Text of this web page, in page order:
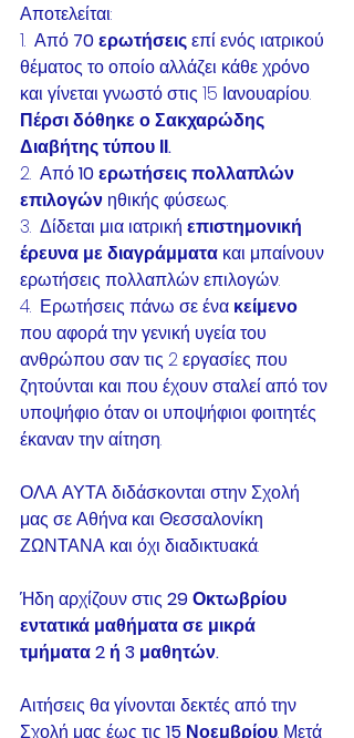
Αποτελείται:
1.  Από 70 ερωτήσεις επί ενός ιατρικού
θέματος το οποίο αλλάζει κάθε χρόνο
και γίνεται γνωστό στις 15 Ιανουαρίου.
Πέρσι δόθηκε ο Σακχαρώδης
Διαβήτης τύπου ΙΙ.
2.  Από 10 ερωτήσεις πολλαπλών
επιλογών ηθικής φύσεως.
3.  Δίδεται μια ιατρική επιστημονική
έρευνα με διαγράμματα και μπαίνουν
ερωτήσεις πολλαπλών επιλογών.
4.  Ερωτήσεις πάνω σε ένα κείμενο
που αφορά την γενική υγεία του
ανθρώπου σαν τις 2 εργασίες που
ζητούνται και που έχουν σταλεί από τον
υποψήφιο όταν οι υποψήφιοι φοιτητές
έκαναν την αίτηση.
ΟΛΑ ΑΥΤΑ διδάσκονται στην Σχολή
μας σε Αθήνα και Θεσσαλονίκη
ΖΩΝΤΑΝΑ και όχι διαδικτυακά.
Ήδη αρχίζουν στις 29 Οκτωβρίου
εντατικά μαθήματα σε μικρά
τμήματα 2 ή 3 μαθητών.
Αιτήσεις θα γίνονται δεκτές από την
Σχολή μας έως τις 15 Νοεμβρίου. Μετά